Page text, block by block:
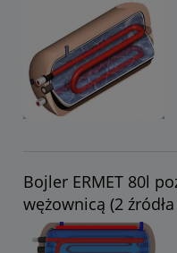
Bojler ERMET 80l
wężownicą (2 źródła